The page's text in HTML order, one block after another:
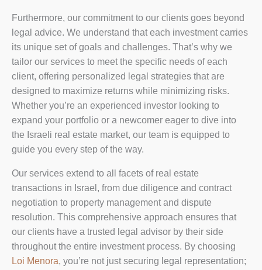
Furthermore, our commitment to our clients goes beyond
legal advice. We understand that each investment carries
its unique set of goals and challenges. That’s why we
tailor our services to meet the specific needs of each
client, offering personalized legal strategies that are
designed to maximize returns while minimizing risks.
Whether you’re an experienced investor looking to
expand your portfolio or a newcomer eager to dive into
the Israeli real estate market, our team is equipped to
guide you every step of the way.
Our services extend to all facets of real estate
transactions in Israel, from due diligence and contract
negotiation to property management and dispute
resolution. This comprehensive approach ensures that
our clients have a trusted legal advisor by their side
throughout the entire investment process. By choosing
Loi Menora, you’re not just securing legal representation;